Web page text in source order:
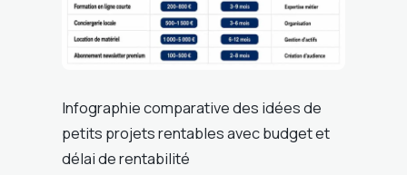
Infographie comparative des idées de
petits projets rentables avec budget et
délai de rentabilité